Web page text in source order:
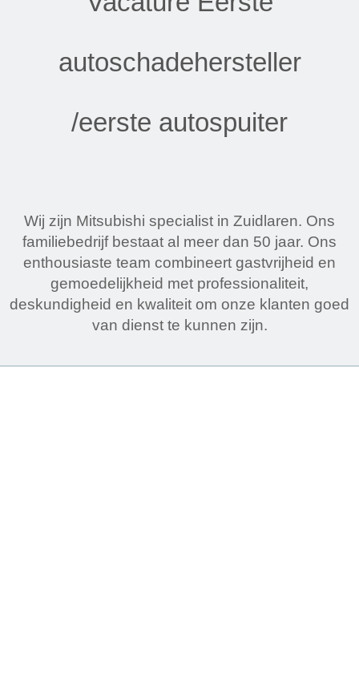
autospuiter
autoschadehersteller
/eerste autospuiter
Wij zijn Mitsubishi specialist in Zuidlaren. Ons
familiebedrijf bestaat al meer dan 50 jaar. Ons
enthousiaste team combineert gastvrijheid en
gemoedelijkheid met professionaliteit,
deskundigheid en kwaliteit om onze klanten goed
van dienst te kunnen zijn.